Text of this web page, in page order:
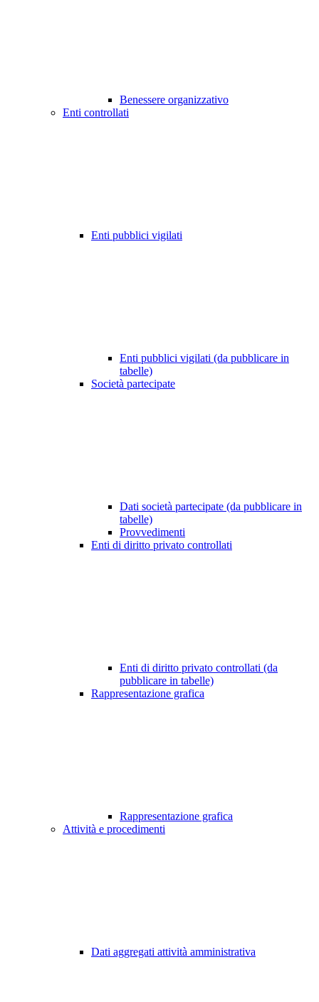
Benessere organizzativo
Enti controllati
Enti pubblici vigilati
Enti pubblici vigilati (da pubblicare in
tabelle)
Società partecipate
Dati società partecipate (da pubblicare in
tabelle)
Provvedimenti
Enti di diritto privato controllati
Enti di diritto privato controllati (da
pubblicare in tabelle)
Rappresentazione grafica
Rappresentazione grafica
Attività e procedimenti
Dati aggregati attività amministrativa